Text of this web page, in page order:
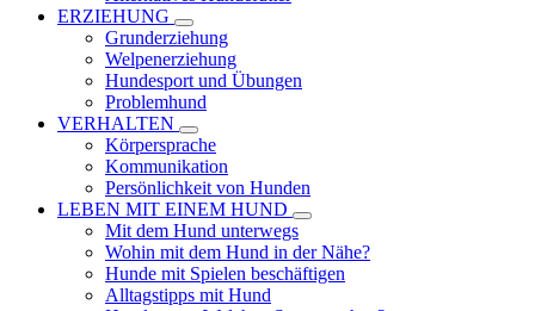
ERZIEHUNG
Grunderziehung
Welpenerziehung
Hundesport und Übungen
Problemhund
VERHALTEN
Körpersprache
Kommunikation
Persönlichkeit von Hunden
LEBEN MIT EINEM HUND
Mit dem Hund unterwegs
Wohin mit dem Hund in der Nähe?
Hunde mit Spielen beschäftigen
Alltagstipps mit Hund